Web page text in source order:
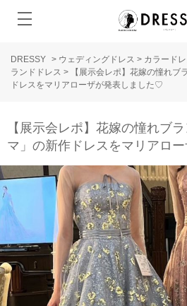
DRESSY > ウェディングドレス > カラード
ランドドレス >
【展示会レポ】花嫁の憧れ
ドレスをマリアローザが発表しました♡
【展示会レポ】花嫁の憧れブ
マ」の新作ドレスをマリアロ